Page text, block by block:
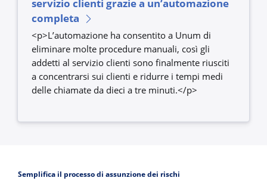
servizio clienti grazie a un’automazione
completa
<p>L’automazione ha consentito a Unum di
eliminare molte procedure manuali, così gli
addetti al servizio clienti sono finalmente riusciti
a concentrarsi sui clienti e ridurre i tempi medi
delle chiamate da dieci a tre minuti.</p>
Semplifica il processo di assunzione dei rischi